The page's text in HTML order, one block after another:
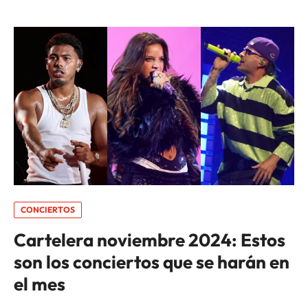
CONCIERTOS
Cartelera noviembre 2024: Estos
son los conciertos que se harán en
el mes